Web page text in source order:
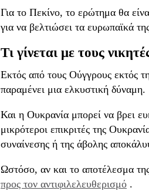
Για το Πεκίνο, το ερώτημα θα
για να βελτιώσει τα ευρωπαϊκά
Τι γίνεται με τους
Εκτός από τους Ούγγρους εκτός
παραμένει μια ελκυστική δύναμη.
Και η Ουκρανία μπορεί να βρει
μικρότεροι επικριτές της
συναίνεσης ή της άβολης
Ωστόσο, αν και το αποτέλεσμα
προς τον αντιφιλελευθερισμό .